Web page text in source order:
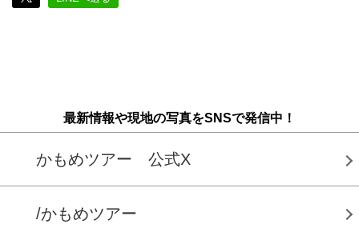
最新情報や現地の写真をSNSで発信中！
かもめツアー 公式X
/かもめツアー